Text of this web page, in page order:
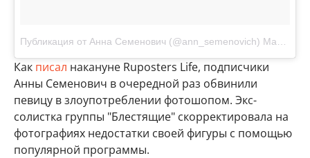
Публикация от Анна Семенович (@ann_semenovich) Мар 28 2017 в 9:37 PDT
Как писал накануне Ruposters Life, подписчики
Анны Семенович в очередной раз обвинили
певицу в злоупотреблении фотошопом. Экс-
солистка группы "Блестящие" скорректировала на
фотографиях недостатки своей фигуры с помощью
популярной программы.